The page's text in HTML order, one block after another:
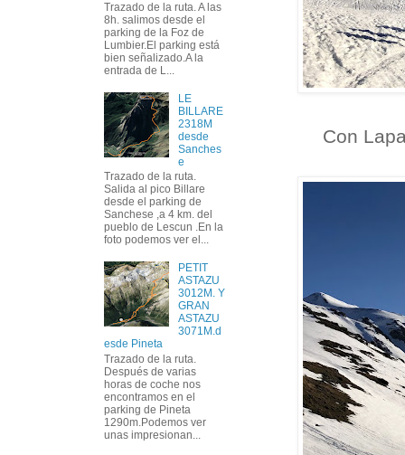
Con
Trazado de la ruta. A las
8h. salimos desde el
parking de la Foz de
Lumbier.El parking está
bien señalizado.A la
entrada de L...
LE
BILLARE
2318M
desde
Sanches
e
Trazado de la ruta.
Salida al pico Billare
desde el parking de
Sanchese ,a 4 km. del
pueblo de Lescun .En la
foto podemos ver el...
PETIT
ASTAZU
3012M. Y
GRAN
ASTAZU
3071M.d
esde Pineta
Trazado de la ruta.
Después de varias
horas de coche nos
encontramos en el
parking de Pineta
1290m.Podemos ver
unas impresionan...